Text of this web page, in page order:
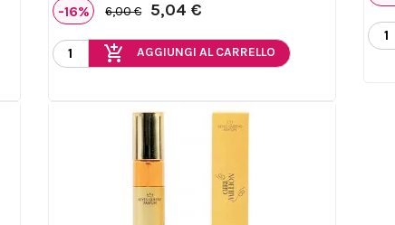
-16% 6,00 € 5,04 €
add_shopping_cart AGGIUNGI AL CARRELLO